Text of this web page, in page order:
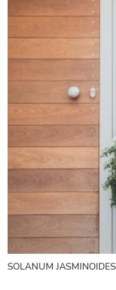
SOLANUM JASMINOIDES